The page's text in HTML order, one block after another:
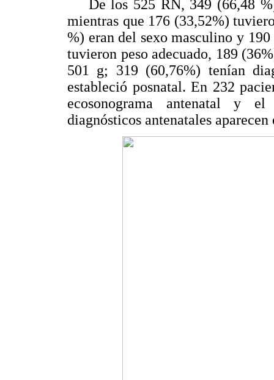
De los 525 RN, 349 (66,48
mientras que 176 (33,52%)
%) eran del sexo masculino y
tuvieron peso adecuado, 189
501 g; 319 (60,76%) tenían
estableció posnatal. En 232
ecosonograma antenatal y
diagnósticos antenatales